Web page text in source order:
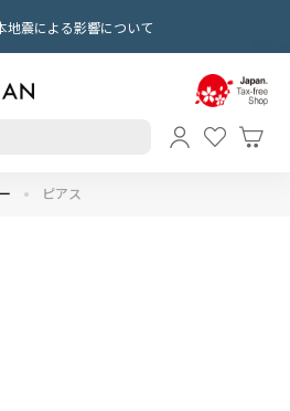
地震による影響について
ピアス